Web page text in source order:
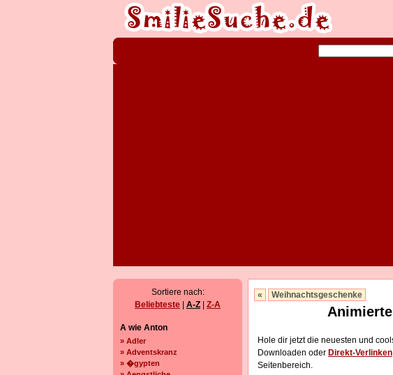
Sortiere nach:
Beliebteste
A-Z Z-A
A wie Anton
» Adler
» Adventskranz
» �gypten
« Weihnachtsgeschenke
Hole dir jetzt die neuesten und
Downloaden oder Direkt-Verlinken
Seitenbereich.